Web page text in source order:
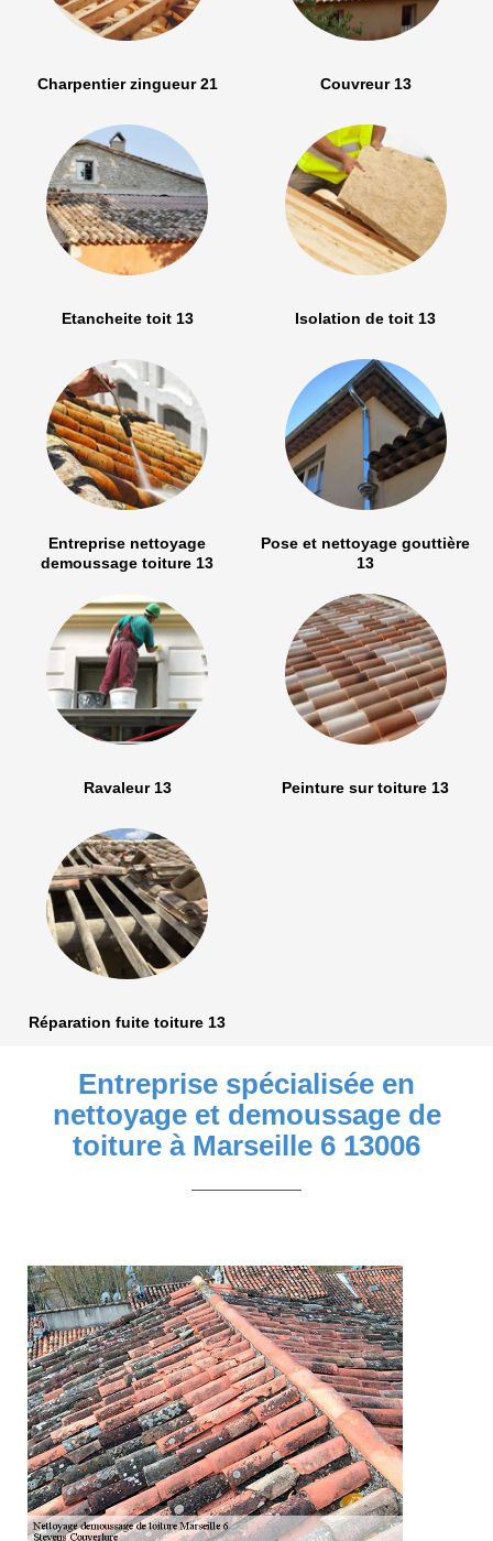
Charpentier zingueur 21 Couvreur 13
Etancheite toit 13 Isolation de toit 13
Entreprise nettoyage
demoussage toiture 13
Pose et nettoyage gouttière
13
Ravaleur 13 Peinture sur toiture 13
Réparation fuite toiture 13
Entreprise spécialisée en
nettoyage et demoussage de
toiture à Marseille 6 13006